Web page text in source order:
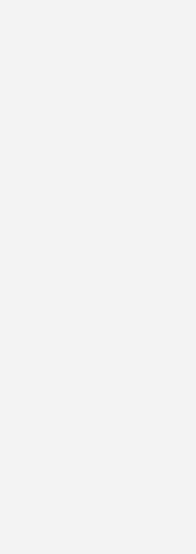
oder zu
vor Ablauf der
die unmittelbaren
für einen etwaigen
Wertverlust auf
und
mit ihnen
bestellt, erhält er
Anzeige auf dem
erfolgt
der
im Sinne von §